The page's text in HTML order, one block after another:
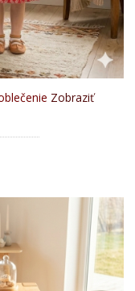
Zobraziť